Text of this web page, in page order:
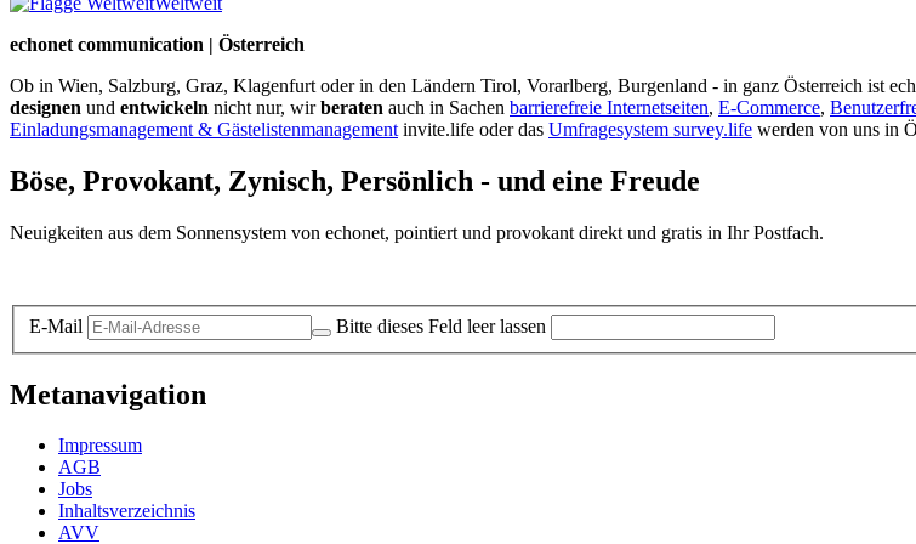
echonet communication | Österreich
Ob in Wien, Salzburg, Graz, Klagenfurt oder in den Ländern Tirol, Vorarlberg, Burgenland - in ganz Österreich ist
designen und entwickeln nicht nur, wirberaten auch in Sachen barrierefreie Internetseiten, E-Commerce,
Einladungsmanagement & Gästelistenmanagement invite.life oder das Umfragesystem survey.life werden von uns in
Böse, Provokant, Zynisch, Persönlich - und eine Freude
Neuigkeiten aus dem Sonnensystem von echonet, pointiert und provokant direkt und gratis in Ihr Postfach.
E-Mail Bitte dieses Feld leer lassen
Metanavigation
Impressum
AGB
Jobs
Inhaltsverzeichnis
AVV